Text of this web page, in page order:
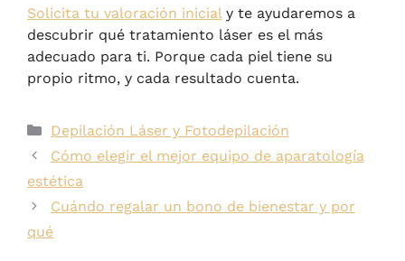
Solicita tu valoración inicial y te ayudaremos a
descubrir qué tratamiento láser es el más
adecuado para ti. Porque cada piel tiene su
propio ritmo, y cada resultado cuenta.
Depilación Láser y Fotodepilación
Cómo elegir el mejor equipo de aparatología
estética
Cuándo regalar un bono de bienestar y por
qué